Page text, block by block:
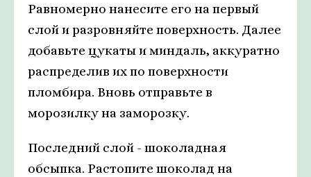
Равномерно нанесите его на первый
слой и разровняйте поверхность. Далее
добавьте цукаты и миндаль, аккуратно
распределив их по поверхности
пломбира. Вновь отправьте в
морозилку на заморозку.
Последний слой - шоколадная
обсыпка. Растопите шоколад на